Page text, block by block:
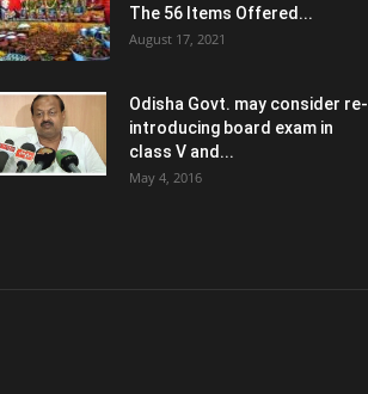
The 56 Items Offered...
August 17, 2021
Odisha Govt. may consider re-
introducing board exam in
class V and...
May 4, 2016